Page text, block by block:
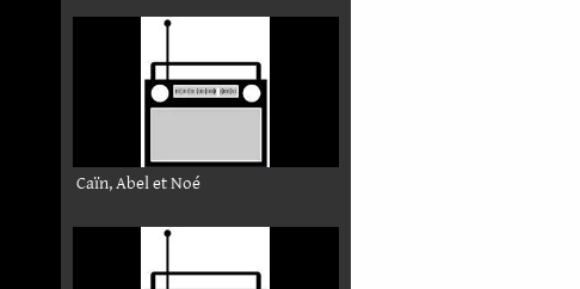
Caïn, Abel et Noé